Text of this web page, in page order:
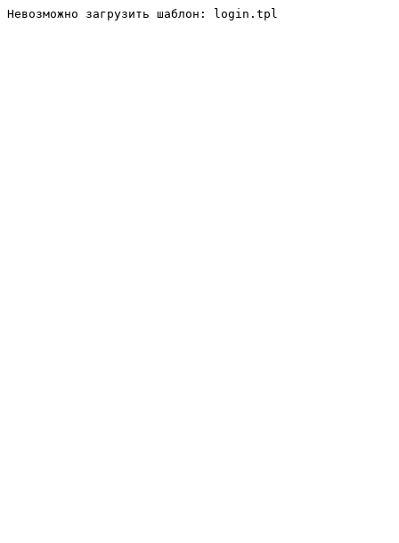
Невозможно загрузить шаблон: login.tpl